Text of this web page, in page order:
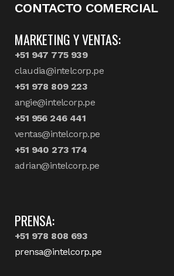
CONTACTO COMERCIAL
MARKETING Y VENTAS:
+51 947 775 939
claudia@intelcorp.pe
+51 978 809 223
angie@intelcorp.pe
+51 956 246 441
ventas@intelcorp.pe
+51 940 273 174
adrian@intelcorp.pe
PRENSA:
+51 978 808 693
prensa@intelcorp.pe